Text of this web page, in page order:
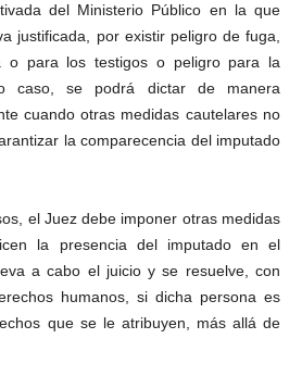
del Ministerio Público en la que
justificada, por existir peligro de fuga,
o para los testigos o peligro para la
caso, se podrá dictar de manera
cuando otras medidas cautelares no
la comparecencia del imputado
el Juez debe imponer otras medidas
la presencia del imputado en el
a cabo el juicio y se resuelve, con
humanos, si dicha persona es
que se le atribuyen, más allá de